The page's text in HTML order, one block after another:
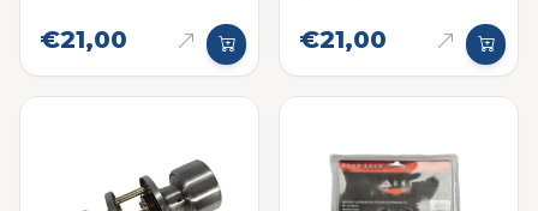
€21,00 €21,00